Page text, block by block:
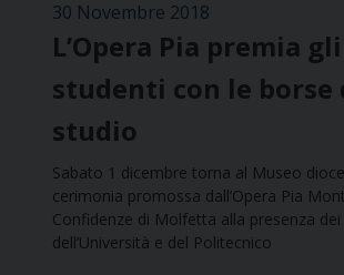
30 Novembre 2018
L’Opera Pia premia gli
studenti con le borse
studio
Sabato 1 dicembre torna al Museo
cerimonia promossa dall’Opera Pia
Confidenze di Molfetta alla presenza
dell’Università e del Politecnico